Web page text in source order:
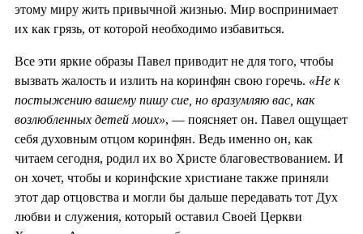
этому миру жить привычной жизнью. Мир воспринимает
их как грязь, от которой необходимо избавиться.
Все эти яркие образы Павел приводит не для того, чтобы
вызвать жалость и излить на коринфян свою горечь. «Не к
постыжению вашему пишу сие, но вразумляю вас, как
возлюбленных детей моих», — поясняет он. Павел ощущает
себя духовным отцом коринфян. Ведь именно он, как
читаем сегодня, родил их во Христе благовествованием. И
он хочет, чтобы и коринфские христиане также приняли
этот дар отцовства и могли бы дальше передавать тот Дух
любви и служения, который оставил Своей Церкви